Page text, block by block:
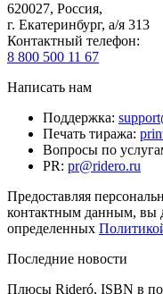
620027, Россия,
г. Екатеринбург, а/я 313
Контактный телефон:
8 800 500 11 67
Написать нам
Поддержка:
Печать тиража:
Вопросы по
PR: pr@ridero.ru
Предоставляя
контактным данным, вы
определенных
Последние новости
Плюсы Rideró, ISBN в